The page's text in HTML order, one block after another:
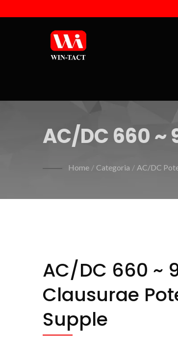
AC/DC 660
Home / Categoria / AC/DC
AC/DC 660 ~
Clausurae
Supple